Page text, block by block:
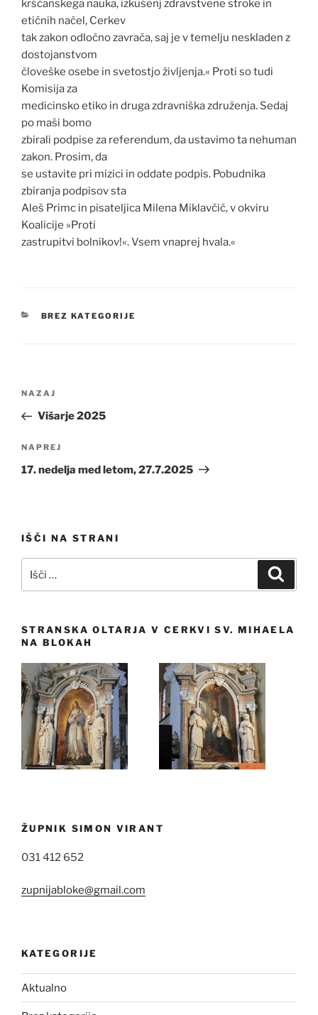
krščanskega nauka, izkušenj zdravstvene stroke in
etičnih načel, Cerkev
tak zakon odločno zavrača, saj je v temelju neskladen z
dostojanstvom
človeške osebe in svetostjo življenja.« Proti so tudi
Komisija za
medicinsko etiko in druga zdravniška združenja. Sedaj
po maši bomo
zbirali podpise za referendum, da ustavimo ta nehuman
zakon. Prosim, da
se ustavite pri mizici in oddate podpis. Pobudnika
zbiranja podpisov sta
Aleš Primc in pisateljica Milena Miklavčič, v okviru
Koalicije »Proti
zastrupitvi bolnikov!«. Vsem vnaprej hvala.«
KATEGORIJE
BREZ KATEGORIJE
Prejšnji
prispevek
NAZAJ
Višarje 2025
Naslednji
prispevek
NAPREJ
17. nedelja med letom, 27.7.2025
IŠČI NA STRANI
STRANSKA OLTARJA V CERKVI SV. MIHAELA
NA BLOKAH
ŽUPNIK SIMON VIRANT
031 412 652
zupnijabloke@gmail.com
KATEGORIJE
Aktualno